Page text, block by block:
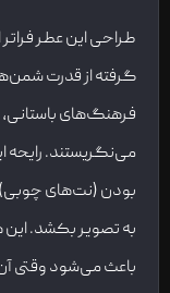
طراحی این عطر
گرفته از قدرت
فرهنگ‌های باستانی،
می‌نگریستند. رایحه
بودن (نت‌های چوبی)
به تصویر بکشد.
باعث می‌شود وقتی آن